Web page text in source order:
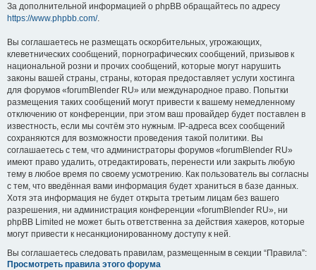
За дополнительной информацией о phpBB обращайтесь по адресу
https://www.phpbb.com/.
Вы соглашаетесь не размещать оскорбительных, угрожающих,
клеветнических сообщений, порнографических сообщений, призывов к
национальной розни и прочих сообщений, которые могут нарушить
законы вашей страны, страны, которая предоставляет услуги хостинга
для форумов «forumBlender RU» или международное право. Попытки
размещения таких сообщений могут привести к вашему немедленному
отключению от конференции, при этом ваш провайдер будет поставлен в
известность, если мы сочтём это нужным. IP-адреса всех сообщений
сохраняются для возможности проведения такой политики. Вы
соглашаетесь с тем, что администраторы форумов «forumBlender RU»
имеют право удалить, отредактировать, перенести или закрыть любую
тему в любое время по своему усмотрению. Как пользователь вы согласны
с тем, что введённая вами информация будет храниться в базе данных.
Хотя эта информация не будет открыта третьим лицам без вашего
разрешения, ни администрация конференции «forumBlender RU», ни
phpBB Limited не может быть ответственна за действия хакеров, которые
могут привести к несанкционированному доступу к ней.
Вы соглашаетесь следовать правилам, размещенным в секции “Правила”:
Просмотреть правила этого форума